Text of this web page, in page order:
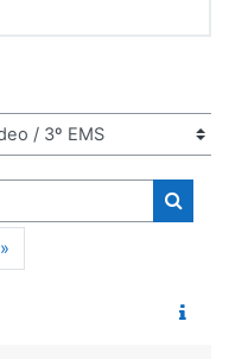
»Página siguiente